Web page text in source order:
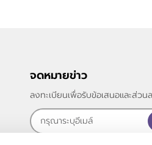
จดหมายข่าว
ลงทะเบียนเพื่อรับข้อเสนอและส่วน